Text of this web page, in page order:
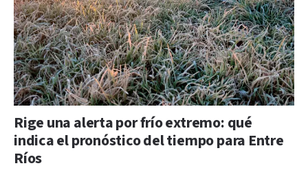
Rige una alerta por frío extremo: qué
indica el pronóstico del tiempo para Entre
Ríos